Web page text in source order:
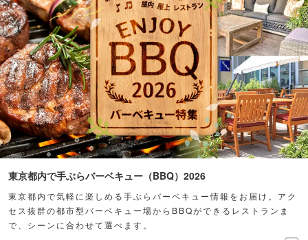
東京都内で手ぶらバーベキュー（BBQ）2026
東京都内で気軽に楽しめる手ぶらバーベキュー情報をお届け。アク
セス抜群の都市型バーベキュー場からBBQができるレストランま
で、シーンに合わせて選べます。